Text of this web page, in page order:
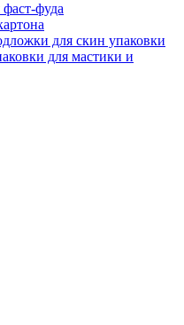
фуда
для скин упаковки
для мастики и